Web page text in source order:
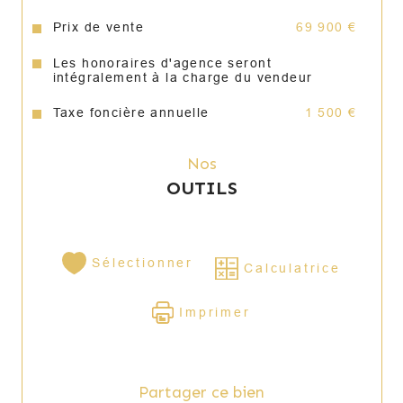
Prix de vente 69 900 €
Les honoraires d'agence seront
intégralement à la charge du vendeur
Taxe foncière annuelle 1 500 €
Nos
OUTILS
Sélectionner Calculatrice
Imprimer
Partager ce bien